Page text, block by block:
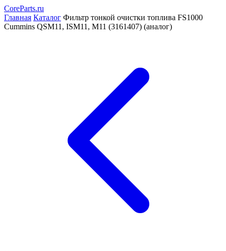
CoreParts.ru
Главная Каталог Фильтр тонкой очистки топлива FS1000
Cummins QSM11, ISM11, M11 (3161407) (аналог)